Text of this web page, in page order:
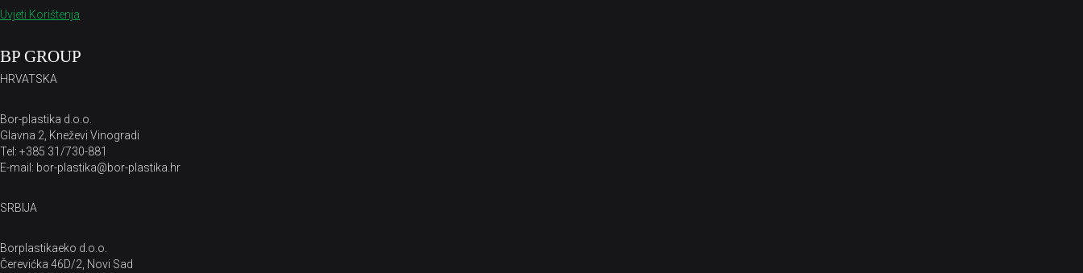
Uvjeti Korištenja
BP GROUP
HRVATSKA
Bor-plastika d.o.o.
Glavna 2, Kneževi Vinogradi
Tel: +385 31/730-881
E-mail: bor-plastika@bor-plastika.hr
SRBIJA
Borplastikaeko d.o.o.
Čerevićka 46D/2, Novi Sad